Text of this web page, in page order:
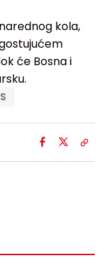
kola,
će Bosna i